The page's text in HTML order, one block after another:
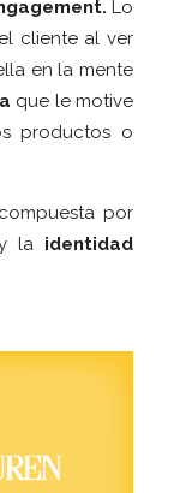
Lo
cliente al ver
en la mente
que le motive
productos o
por
laidentidad